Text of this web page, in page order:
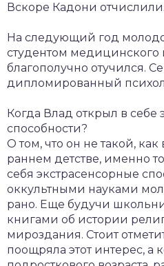
Вскоре Кадони отчислили.
На следующий год
студентом медицинского
благополучно отучился.
дипломированный
Когда Влад открыл в себе
способности?
О том, что он не такой,
раннем детстве, именно
себя экстрасенсорные
оккультными науками
рано. Еще будучи
книгами об истории
мироздания. Стоит
поощряла этот интерес, а